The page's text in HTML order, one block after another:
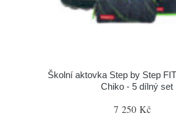
Školní aktovka Step by Step
Chiko - 5 dílný set
7 250 Kč